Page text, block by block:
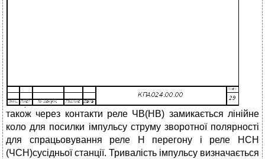
також через контакти реле ЧВ(НВ) замикається лінійне
коло для посилки імпульсу струму зворотної полярності
для спрацьовування реле Н перегону і реле НСН
(ЧСН)сусідньої станції. Тривалість імпульсу визначається